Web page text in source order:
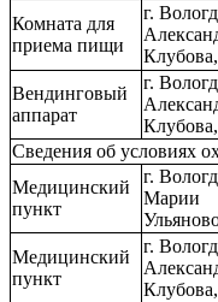
Комната для
приема пищи
г.
Вендинговый
аппарат
г.
Сведения об условиях
Медицинский
пункт
г.
Марии
Медицинский
пункт
г.